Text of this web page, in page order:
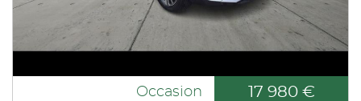
Occasion 17 980 €